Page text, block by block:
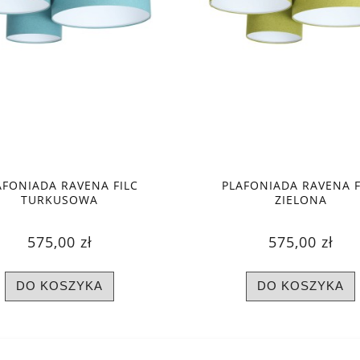
RAVENA FILC
TURKUSOWA
575,00 zł
DO KOSZYKA
PLAFONIADA RAVENA
ZIELONA
575,00 zł
DO KOSZYKA